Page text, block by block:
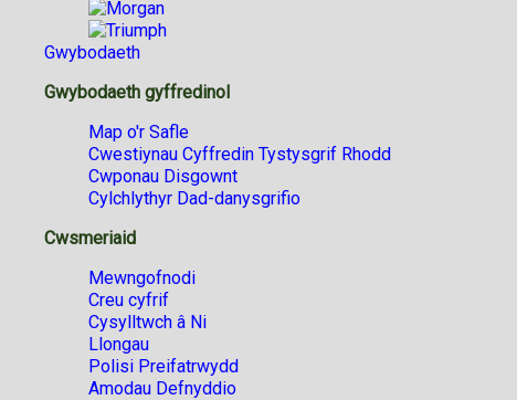
Gwybodaeth
Gwybodaeth gyffredinol
Map o'r Safle
Cwestiynau Cyffredin Tystysgrif Rhodd
Cwponau Disgownt
Cylchlythyr Dad-danysgrifio
Cwsmeriaid
Mewngofnodi
Creu cyfrif
Cysylltwch â Ni
Llongau
Polisi Preifatrwydd
Amodau Defnyddio